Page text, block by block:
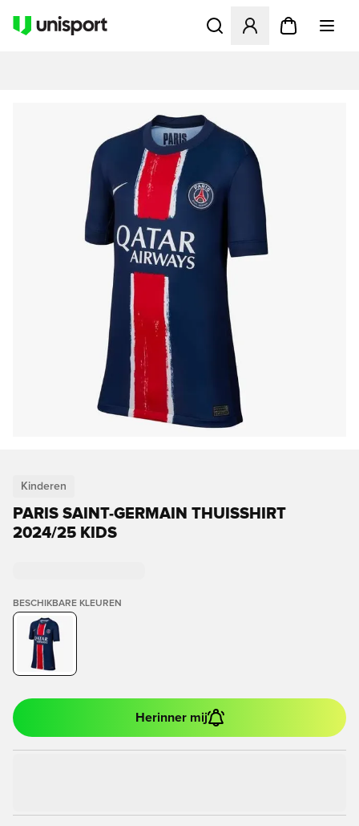
Opent een venster om in
Kinderen
PARIS SAINT-GERMAIN THUISSHIRT
2024/25 KIDS
BESCHIKBARE KLEUREN
Herinner mij